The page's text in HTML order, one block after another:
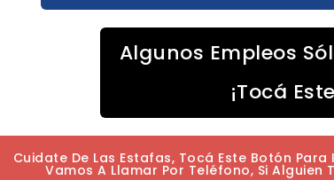
Algunos Empleos
¡Tocá
Cuidate De Las Estafas, Tocá Este Botón
Vamos A Llamar Por Teléfono, Si Alguien